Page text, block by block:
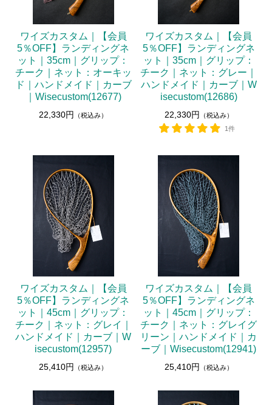
ワイズカスタム｜【会員
5％OFF】ランディングネ
ット｜35cm｜グリップ：
チーク｜ネット：オーキッ
ド｜ハンドメイド｜カーブ
｜Wisecustom(12677)
22,330円 （税込み）
ワイズカスタム｜【会員
5％OFF】ランディングネ
ット｜35cm｜グリップ：
チーク｜ネット：グレー｜
ハンドメイド｜カーブ｜W
isecustom(12686)
22,330円 （税込み）
1件
ワイズカスタム｜【会員
5％OFF】ランディングネ
ット｜45cm｜グリップ：
チーク｜ネット：グレイ｜
ハンドメイド｜カーブ｜W
isecustom(12957)
25,410円 （税込み）
ワイズカスタム｜【会員
5％OFF】ランディングネ
ット｜45cm｜グリップ：
チーク｜ネット：グレイグ
リーン｜ハンドメイド｜カ
ーブ｜Wisecustom(12941)
25,410円 （税込み）